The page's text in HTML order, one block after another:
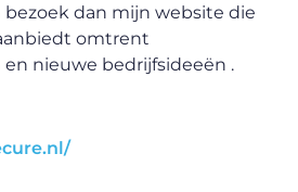
dan mijn website die
omtrent
nieuwe bedrijfsideeën .